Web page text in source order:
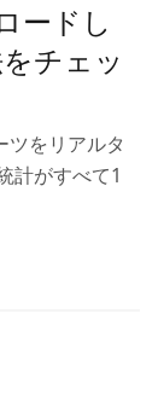
ードし
チェッ
をリアルタ
計がすべて1